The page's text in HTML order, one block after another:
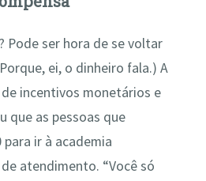
Pode ser hora de se voltar
ei, o dinheiro fala.) A
de incentivos monetários e
que as pessoas que
para ir à academia
atendimento. “Você só